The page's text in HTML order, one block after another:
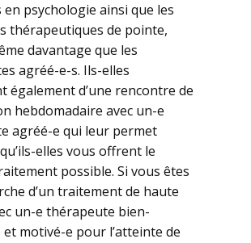
en psychologie ainsi que les
thérapeutiques de pointe,
davantage que les
agréé-e-s. Ils-elles
également d’une rencontre de
hebdomadaire avec un-e
agréé-e qui leur permet
elles vous offrent le
possible. Si vous êtes
d’un traitement de haute
un-e thérapeute bien-
motivé-e pour l’atteinte de